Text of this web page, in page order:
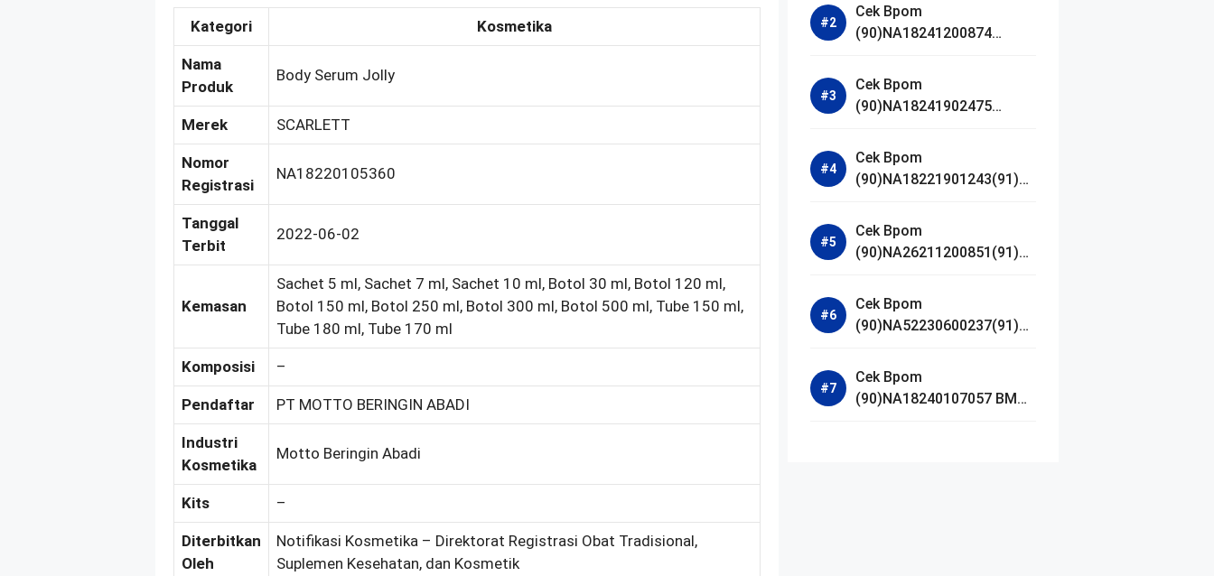
Kategori Kosmetika
Nama
Produk
Body Serum Jolly
Merek SCARLETT
Nomor
Registrasi
NA18220105360
Tanggal
Terbit
2022-06-02
Kemasan
Sachet 5 ml, Sachet 7 ml, Sachet 10 ml, Botol 30 ml, Botol 120 ml,
Botol 150 ml, Botol 250 ml, Botol 300 ml, Botol 500 ml, Tube 150 ml,
Tube 180 ml, Tube 170 ml
Komposisi –
Pendaftar PT MOTTO BERINGIN ABADI
Industri
Kosmetika
Motto Beringin Abadi
Kits –
Diterbitkan
Oleh
Notifikasi Kosmetika – Direktorat Registrasi Obat Tradisional,
Suplemen Kesehatan, dan Kosmetik
Wash
Cek Bpom
(90)NA18241200874
Acne Calm Micellar Water
Cek Bpom
(90)NA18241902475
Cek Bpom
(90)NA18221901243(91)25
Serum
Cek Bpom
(90)NA26211200851(91)24
Madagascar Centella
Ampoule Foam
Cek Bpom
(90)NA52230600237(91)09
De Parfum
Cek Bpom
(90)NA18240107057 BMG